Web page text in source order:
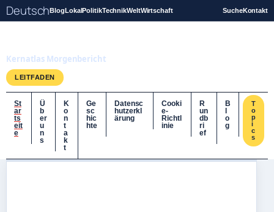
DeutschBlogLokalPolitikTechnikWeltWirtschaft SucheKontakt
Kernatlas Morgenbericht
LEITFADEN
St
ar
ts
eit
e
Ü
b
er
u
n
s
K
o
n
t
a
k
t
Ge
sc
hic
hte
Datensc
hutzerkl
ärung
Cooki
e-
Richtl
inie
R
un
db
ri
ef
B
o
g
T
o
p
i
c
s